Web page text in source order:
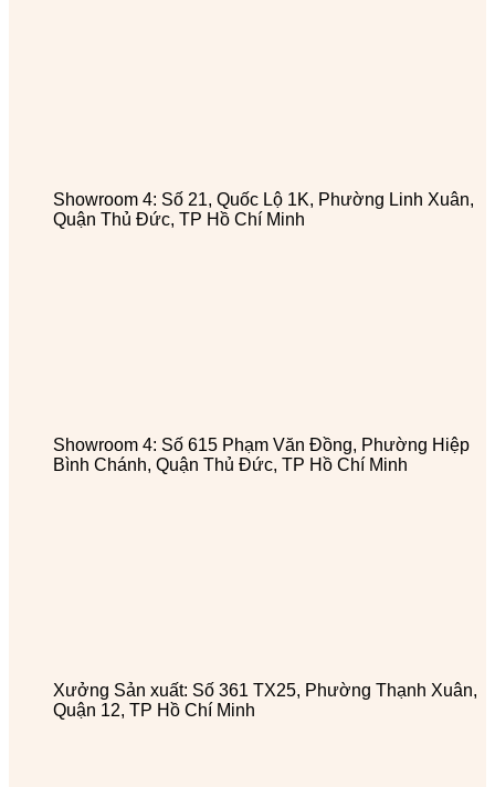
Showroom 4: Số 21, Quốc Lộ 1K, Phường Linh Xuân,
Quận Thủ Đức, TP Hồ Chí Minh
Showroom 4: Số 615 Phạm Văn Đồng, Phường Hiệp
Bình Chánh, Quận Thủ Đức, TP Hồ Chí Minh
Xưởng Sản xuất: Số 361 TX25, Phường Thạnh Xuân,
Quận 12, TP Hồ Chí Minh